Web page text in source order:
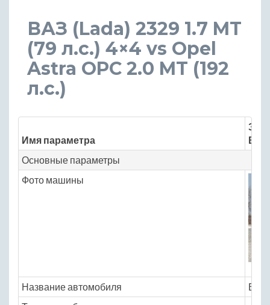
ВАЗ (Lada) 2329 1.7 MT
(79 л.с.) 4×4 vs Opel
Astra OPC 2.0 MT (192
л.с.)
Имя параметра
ВАЗ
Основные параметры
Фото машины
Название автомобиля
ВАЗ